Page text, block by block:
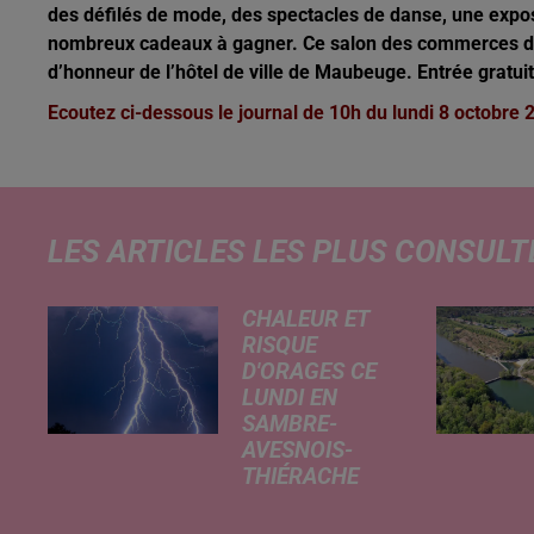
des défilés de mode, des spectacles de danse, une
nombreux cadeaux à gagner. Ce salon des
d’honneur de l’hôtel de ville de Maubeuge. Entrée
Ecoutez ci-dessous le journal de 10h du lundi 8 octobre
LES ARTICLES LES PLUS
CHALEUR ET
RISQUE
D'ORAGES CE
LUNDI EN
SAMBRE-
AVESNOIS-
THIÉRACHE